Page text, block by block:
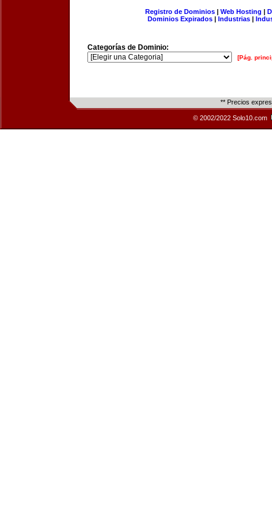
Registro de Dominios| Web Hosting |
Dominios Expirados | Industrias |
Categorías de Dominio:
[Pág.
** Precios
© 2002/2022 Solo10.com